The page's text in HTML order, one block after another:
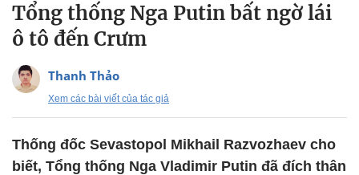
Tổng thống Nga Putin bất ngờ lái
ô tô đến Crưm
Thanh Thảo
Xem các bài viết của tác giả
Thống đốc Sevastopol Mikhail Razvozhaev cho
biết, Tổng thống Nga Vladimir Putin đã đích thân